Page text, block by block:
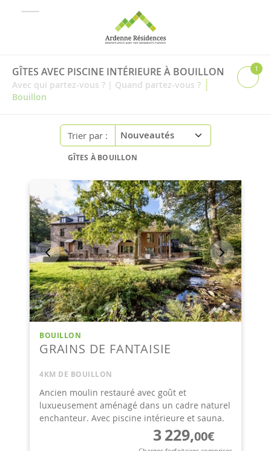
GÎTES AVEC PISCINE INTÉRIEURE À BOUILLON
Avec qui partez-vous ? | Quand partez-vous ? |
Bouillon
1
Trier par :
GÎTES À BOUILLON